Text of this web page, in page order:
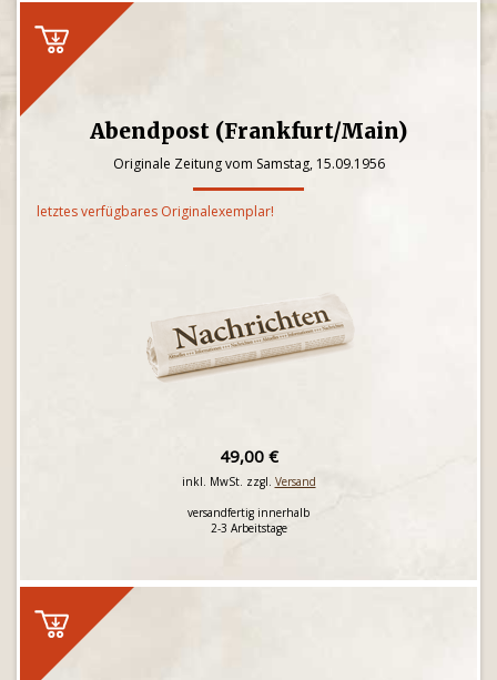
Abendpost (Frankfurt/Main)
Originale Zeitung vom Samstag, 15.09.1956
letztes verfügbares Originalexemplar!
49,00 €
inkl. MwSt. zzgl. Versand
versandfertig innerhalb
2-3 Arbeitstage